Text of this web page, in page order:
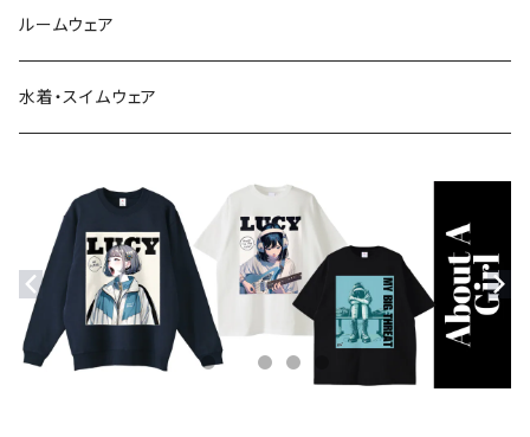
シャツ・ブラウス
スニーカー
サンダル
バッグ
帽子
モバイルケース
ステッカー
ルームウェア
水着・スイムウェア